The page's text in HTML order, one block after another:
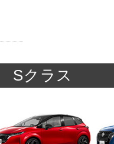
モータースポ
電子公告
自動車引取業
Sクラス